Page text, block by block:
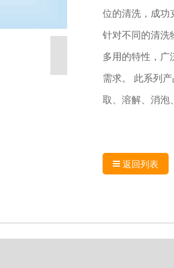
位的清洗，成功
针对不同的清洗
多用的特性，
需求。 此系列
取、溶解、消泡
返回列表